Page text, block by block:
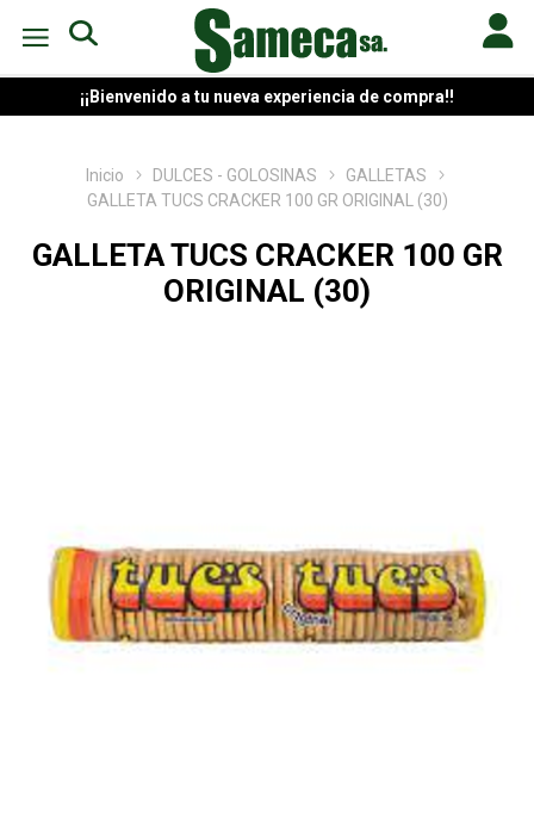
¡¡Bienvenido a tu nueva experiencia de compra!!
Inicio DULCES - GOLOSINAS
GALLETAS
GALLETA TUCS CRACKER 100 GR ORIGINAL (30)
GALLETA TUCS CRACKER 100 GR
ORIGINAL (30)